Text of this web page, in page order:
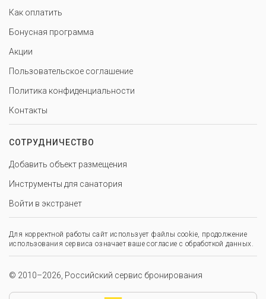
Как оплатить
Бонусная программа
Акции
Пользовательское соглашение
Политика конфиденциальности
Контакты
СОТРУДНИЧЕСТВО
Добавить объект размещения
Инструменты для санатория
Войти в экстранет
Для корректной работы сайт использует файлы cookie, продолжение
использования сервиса означает ваше согласие с обработкой данных.
© 2010–2026, Российский сервис бронирования